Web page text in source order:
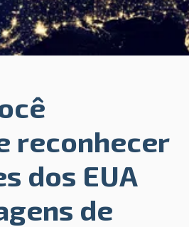
reconhecer
dos EUA
de